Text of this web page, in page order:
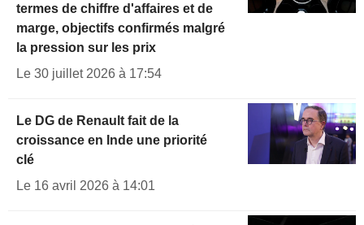
termes de chiffre d'affaires et de
marge, objectifs confirmés malgré
la pression sur les prix
Le 30 juillet 2026 à 17:54
Le DG de Renault fait de la
croissance en Inde une priorité
clé
Le 16 avril 2026 à 14:01